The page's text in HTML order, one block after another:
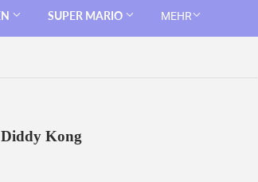
SUPER MARIO MEHR
Kong